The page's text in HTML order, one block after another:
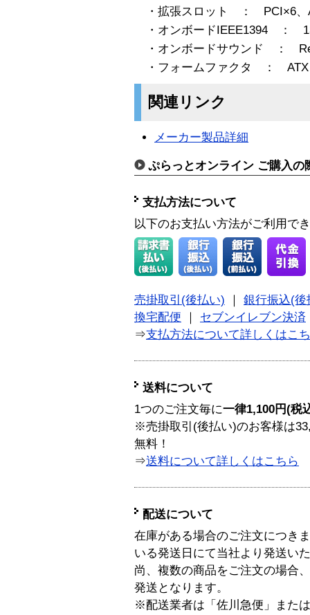
・拡張スロット ： PCI×6、
・オンボードIEEE1394 ：
・オンボードサウンド ：
・フォームファクタ ： ATX
関連リンク
メーカー製品詳細
ぷらっとオンライン ご購入の
支払方法について
以下のお支払い方法がご利用で
売掛取引(後払い)
銀行振込(後
換宅配便
セブンイレブン決済
⇒支払方法について詳しくはこ
送料について
1つのご注文毎に一律1,100円(税
※売掛取引(後払い)のお客様は
無料！
⇒送料について詳しくはこちら
配送について
在庫がある場合のご注文につき
いる発送日にて当社より発送い
尚、複数の商品をご注文の場合
発送となります。
※配送業者は「佐川急便」また